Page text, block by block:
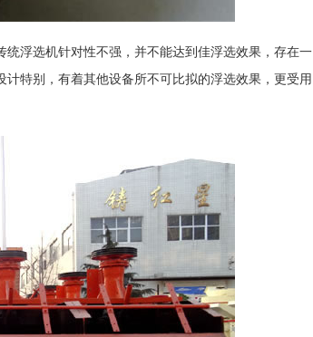
浮选机针对性不强，并不能达到佳浮选效果，存在一
特别，有着其他设备所不可比拟的浮选效果，更受用